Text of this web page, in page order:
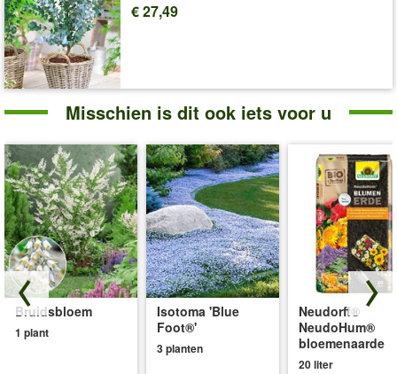
€ 27,49
Misschien is dit ook iets voor u
Bruidsbloem
1 plant
Isotoma 'Blue
Foot®'
3 planten
Neudorff®
NeudoHum®
bloemenaarde
20 liter